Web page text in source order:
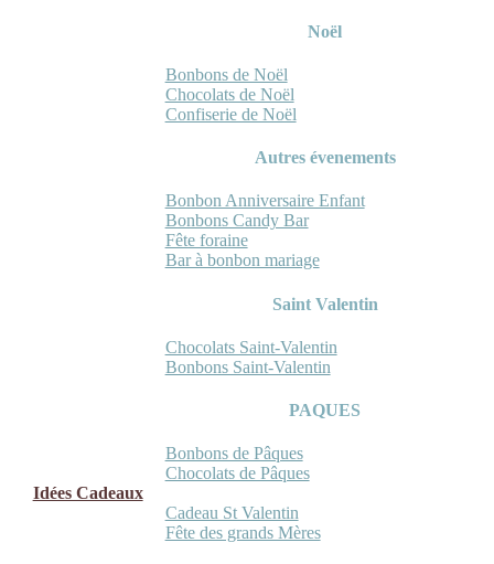
Noël
Bonbons de Noël
Chocolats de Noël
Confiserie de Noël
Autres évenements
Bonbon Anniversaire Enfant
Bonbons Candy Bar
Fête foraine
Bar à bonbon mariage
Saint Valentin
Chocolats Saint-Valentin
Bonbons Saint-Valentin
PAQUES
Bonbons de Pâques
Chocolats de Pâques
Idées Cadeaux
Cadeau St Valentin
Fête des grands Mères